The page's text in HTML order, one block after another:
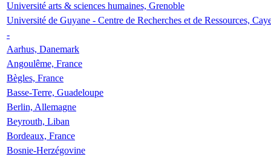
Université arts & sciences humaines, Grenoble
Université de Guyane - Centre de Recherches et de Ressources,
-
Aarhus, Danemark
Angoulême, France
Bègles, France
Basse-Terre, Guadeloupe
Berlin, Allemagne
Beyrouth, Liban
Bordeaux, France
Bosnie-Herzégovine